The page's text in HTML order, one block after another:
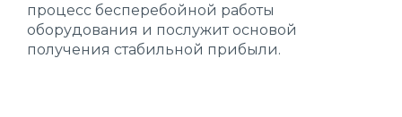
процесс бесперебойной работы
оборудования и послужит основой
получения стабильной прибыли.